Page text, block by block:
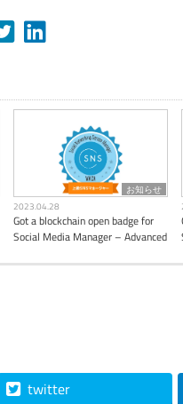
お知らせ
2023.04.28
Got a blockchain open badge for
Social Media Manager – Advanced
twitter